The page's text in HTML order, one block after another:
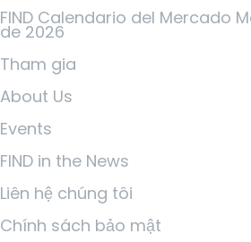
FIND Calendario del Mercado
de 2026
Tham gia
About Us
Events
FIND in the News
Liên hệ chúng tôi
Chính sách bảo mật